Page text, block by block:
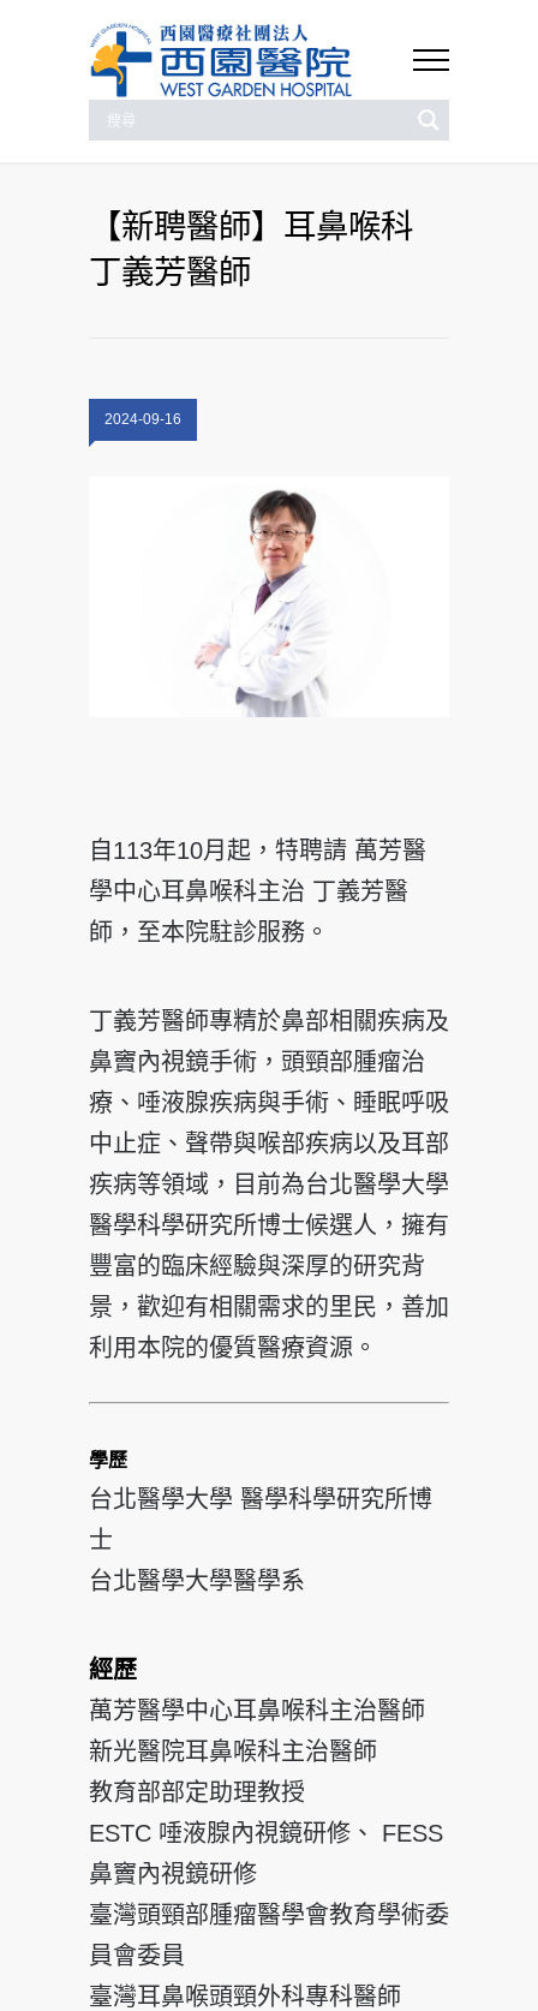
【新聘醫師】耳鼻喉科
丁義芳醫師
2024-09-16
自113年10月起，特聘請 萬芳醫
學中心耳鼻喉科主治 丁義芳醫
師，至本院駐診服務。
丁義芳醫師專精於鼻部相關疾病及
鼻竇內視鏡手術，頭頸部腫瘤治
療、唾液腺疾病與手術、睡眠呼吸
中止症、聲帶與喉部疾病以及耳部
疾病等領域，目前為台北醫學大學
醫學科學研究所博士候選人，擁有
豐富的臨床經驗與深厚的研究背
景，歡迎有相關需求的里民，善加
利用本院的優質醫療資源。
學歷
台北醫學大學 醫學科學研究所博
士
台北醫學大學醫學系
經歷
萬芳醫學中心耳鼻喉科主治醫師
新光醫院耳鼻喉科主治醫師
教育部部定助理教授
ESTC 唾液腺內視鏡研修、 FESS
鼻竇內視鏡研修
臺灣頭頸部腫瘤醫學會教育學術委
員會委員
臺灣耳鼻喉頭頸外科專科醫師